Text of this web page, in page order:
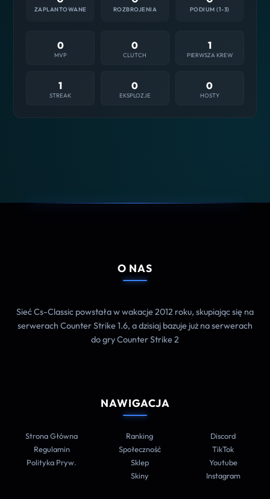
ZAPLANTOWANE ROZBROJENIA PODIUM (1-3)
0
MVP
0
CLUTCH
1
PIERWSZA KREW
1
STREAK
0
EKSPLOZJE
0
HOSTY
O NAS
Sieć Cs-Classic powstała w wakacje 2012 roku, skupiając się na
serwerach Counter Strike 1.6, a dzisiaj bazuje już na serwerach
do gry Counter Strike 2
NAWIGACJA
Strona Główna
Regulamin
Polityka Pryw.
Ranking
Społeczność
Sklep
Skiny
Discord
TikTok
Youtube
Instagram